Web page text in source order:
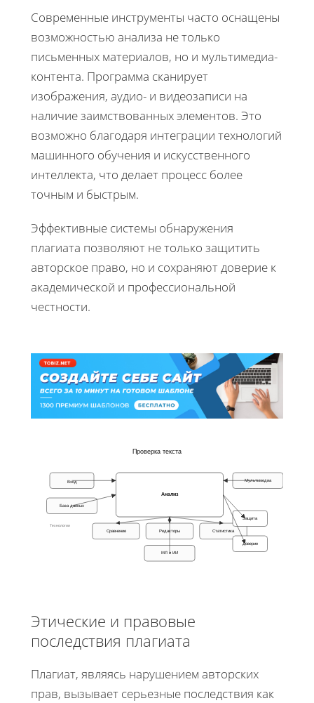
Современные инструменты часто оснащены
возможностью анализа не только
письменных материалов, но и мультимедиа-
контента. Программа сканирует
изображения, аудио- и видеозаписи на
наличие заимствованных элементов. Это
возможно благодаря интеграции технологий
машинного обучения и искусственного
интеллекта, что делает процесс более
точным и быстрым.
Эффективные системы обнаружения
плагиата позволяют не только защитить
авторское право, но и сохраняют доверие к
академической и профессиональной
честности.
Проверка текста
Вход
База данных
Анализ
Мультимедиа
Сравнение Редакторы Статистика
МЛ и ИИ
Защита
Доверие
Технологии
Этические и правовые
последствия плагиата
Плагиат, являясь нарушением авторских
прав, вызывает серьезные последствия как